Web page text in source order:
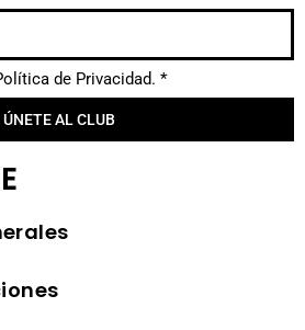
de Privacidad. *
ÚNETE AL CLUB